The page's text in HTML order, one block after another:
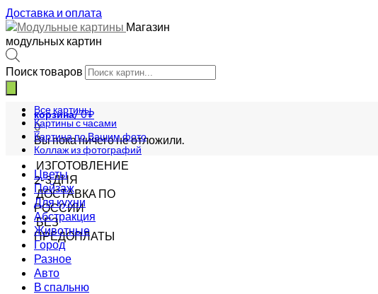
Доставка и оплата
Магазин
модульных картин
Поиск товаров
корзина/0₽
0
Вы пока ничего не отложили.
ИЗГОТОВЛЕНИЕ
2-3 ДНЯ
ДОСТАВКА ПО
РОССИИ
БЕЗ
ПРЕДОПЛАТЫ
Все картины
Картины с часами
Картина по Вашим фото
Коллаж из фотографий
Цветы
Пейзаж
Для кухни
Абстракция
Животные
Город
Разное
Авто
В спальню